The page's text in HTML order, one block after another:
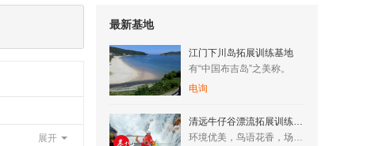
展开
最新基地
江门下川岛拓展训练基地
有“中国布吉岛”之美称。
电询
清远牛仔谷漂流拓展训练基地
环境优美，鸟语花香，场地空阔，空气清新，纯天然原生态树林/竹…